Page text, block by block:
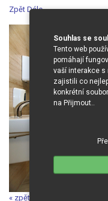
Souhlas se
Tento web
pomáhají
vaší interakce s
zajistili co
konkrétní
na Přijmout..
Zpět Dále
« zpět do galerie